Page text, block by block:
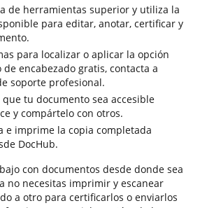
de herramientas superior y utiliza la
para editar, anotar, certificar y
para localizar o aplicar la opción
encabezado gratis, contacta a
soporte profesional.
que tu documento sea accesible
y compártelo con otros.
e imprime la copia completada
DocHub.
con documentos desde donde sea
no necesitas imprimir y escanear
a otro para certificarlos o enviarlos